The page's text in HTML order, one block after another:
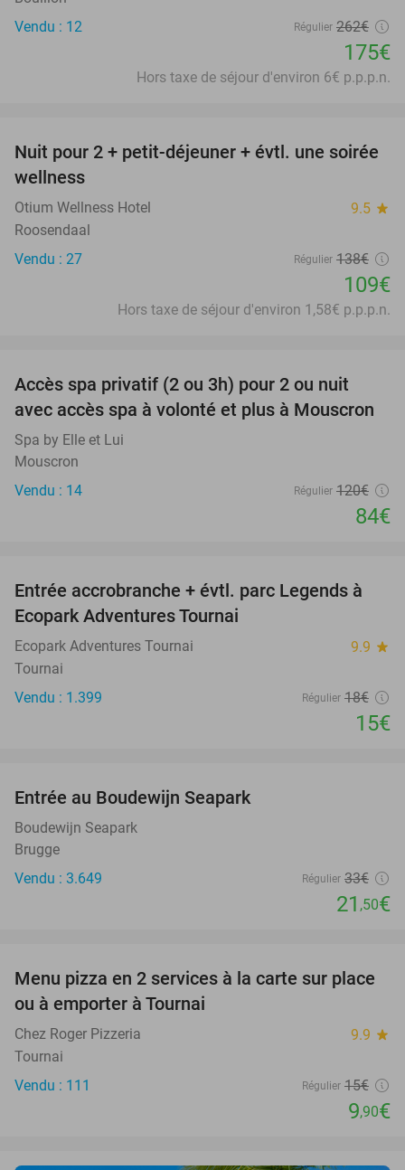
Vendu : 12
Régulier 262€
175€
Hors taxe de séjour d'environ 6€ p.p.p.n.
21%
Nuit pour 2 + petit-déjeuner + évtl. une soirée
wellness
Otium Wellness Hotel 9.5 star
Roosendaal
Vendu : 27
Régulier 138€
109€
Hors taxe de séjour d'environ 1,58€ p.p.p.n.
Accès spa privatif (2 ou 3h) pour 2 ou nuit
avec accès spa à volonté et plus à Mouscron
Spa by Elle et Lui
Mouscron
Vendu : 14
Régulier 120€
84€
17%
Entrée accrobranche + évtl. parc Legends à
Ecopark Adventures Tournai
Ecopark Adventures Tournai 9.9 star
Tournai
Vendu : 1.399
Régulier 18€
15€
Entrée au Boudewijn Seapark
Boudewijn Seapark
Brugge
Vendu : 3.649
Régulier 33€
21 ,50€
34%
Menu pizza en 2 services à la carte sur place
ou à emporter à Tournai
Chez Roger Pizzeria 9.9 star
Tournai
Vendu : 111
Régulier 15€
9,90€